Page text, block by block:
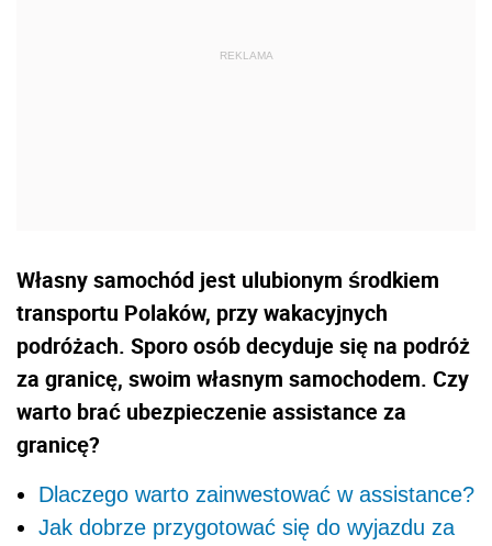
Własny samochód jest ulubionym środkiem
transportu Polaków, przy wakacyjnych
podróżach. Sporo osób decyduje się na podróż
za granicę, swoim własnym samochodem. Czy
warto brać ubezpieczenie assistance za
granicę?
Dlaczego warto zainwestować w assistance?
Jak dobrze przygotować się do wyjazdu za